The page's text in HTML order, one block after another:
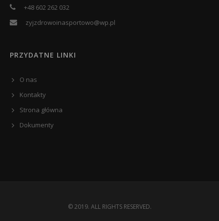
+48 602 262 032
zyjzdrowoinasportowo@wp.pl
PRZYDATNE LINKI
O nas
Kontakty
Strona główna
Dokumenty
© 2019. ALL RIGHTS RESERVED.